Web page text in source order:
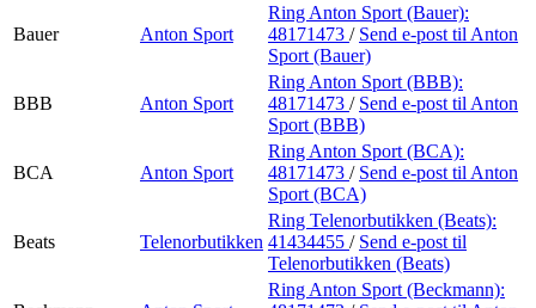
Bauer Anton Sport
Ring Anton Sport (Bauer):
48171473 / Send e-post til Anton
Sport (Bauer)
BBB Anton Sport
Ring Anton Sport (BBB):
48171473 / Send e-post til Anton
Sport (BBB)
BCA Anton Sport
Ring Anton Sport (BCA):
48171473 / Send e-post til Anton
Sport (BCA)
Beats Telenorbutikken
Ring Telenorbutikken (Beats):
41434455 / Send e-post til
Telenorbutikken (Beats)
Ring Anton Sport (Beckmann):